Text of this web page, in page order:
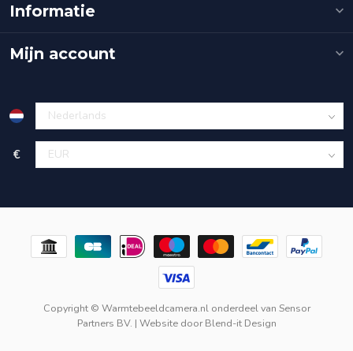
Informatie
Mijn account
€
Copyright © Warmtebeeldcamera.nl onderdeel van Sensor
Partners BV. | Website doorBlend-it Design